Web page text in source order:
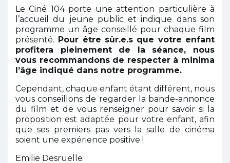
Le Ciné 104 porte une attention particulière à
l’accueil du jeune public et indique dans son
programme un âge conseillé pour chaque film
présenté. Pour être sûr.e.s que votre enfant
profitera pleinement de la séance, nous
vous recommandons de respecter à minima
l’âge indiqué dans notre programme.
Cependant, chaque enfant étant différent, nous
vous conseillons de regarder la bande-annonce
du film et de vous renseigner pour savoir si la
proposition est adaptée pour votre enfant, afin
que ses premiers pas vers la salle de cinéma
soient une expérience positive !
Emilie Desruelle